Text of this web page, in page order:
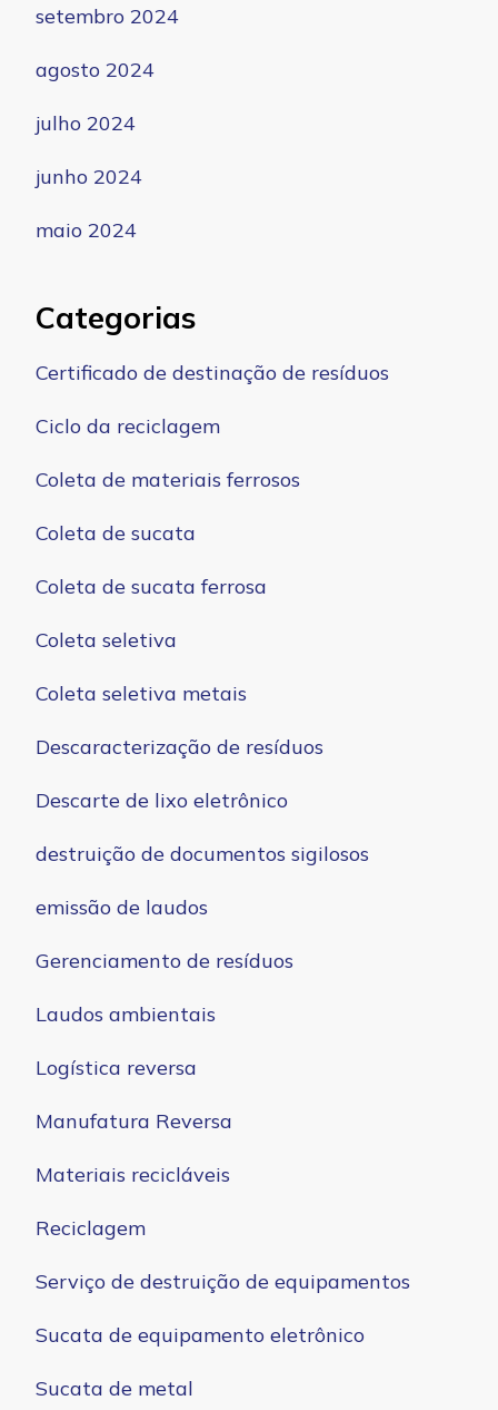
setembro 2024
agosto 2024
julho 2024
junho 2024
maio 2024
Categorias
Certificado de destinação de resíduos
Ciclo da reciclagem
Coleta de materiais ferrosos
Coleta de sucata
Coleta de sucata ferrosa
Coleta seletiva
Coleta seletiva metais
Descaracterização de resíduos
Descarte de lixo eletrônico
destruição de documentos sigilosos
emissão de laudos
Gerenciamento de resíduos
Laudos ambientais
Logística reversa
Manufatura Reversa
Materiais recicláveis
Reciclagem
Serviço de destruição de equipamentos
Sucata de equipamento eletrônico
Sucata de metal